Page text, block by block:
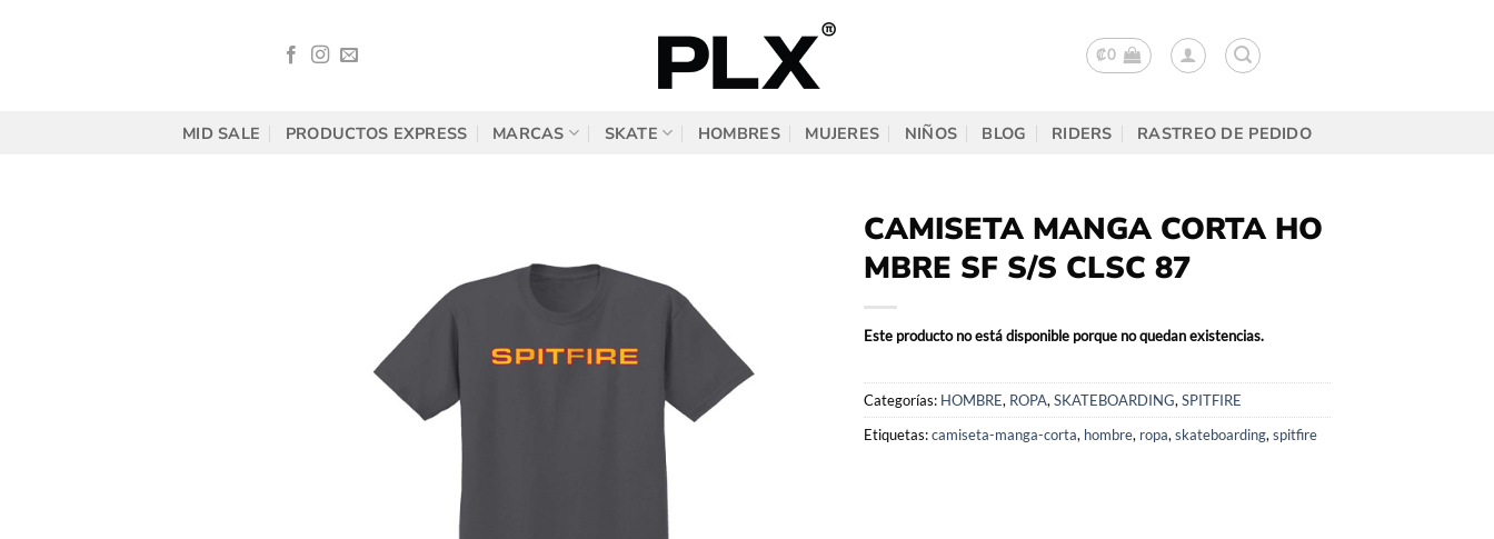
₡0
MID SALE PRODUCTOS EXPRESS MARCAS SKATE HOMBRES MUJERES NIÑOS BLOG RIDERS RASTREO DE PEDIDO
CAMISETA MANGA CORTA HO
MBRE SF S/S CLSC 87
Este producto no está disponible porque no quedan existencias.
Categorías: HOMBRE, ROPA, SKATEBOARDING, SPITFIRE
Etiquetas:camiseta-manga-corta, hombre, ropa, skateboarding, spitfire